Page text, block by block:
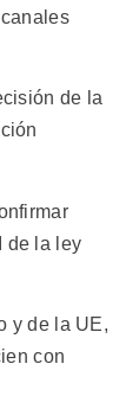
de la
de la ley
y de la UE,
con